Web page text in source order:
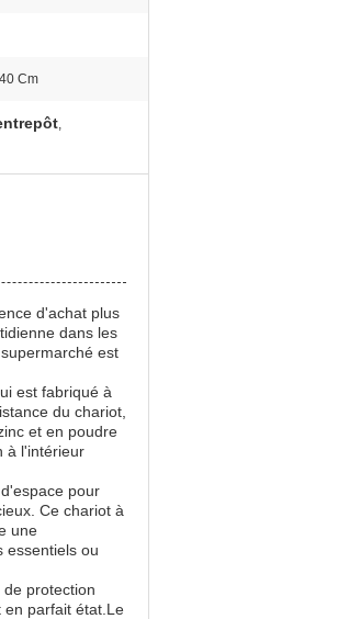
Cm
,
d'achat plus
dans les
est
est fabriqué à
du chariot,
et en poudre
à l'intérieur
pour
Ce chariot à
une
essentiels ou
protection
en parfait état.Le